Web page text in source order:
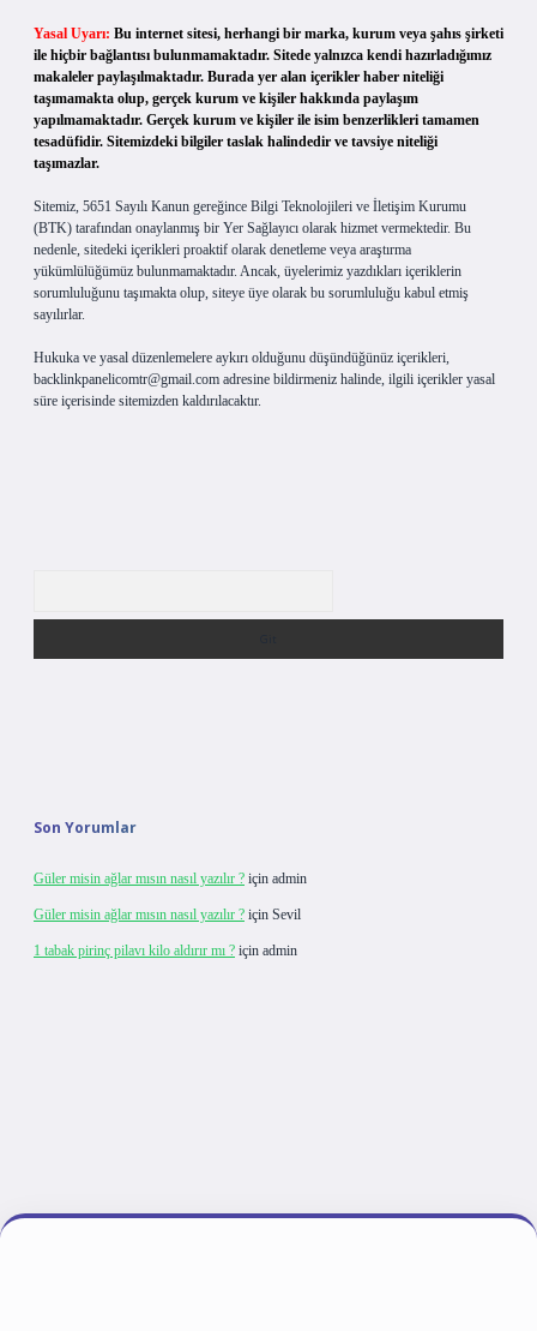
Yasal Uyarı: Bu internet sitesi, herhangi bir marka, kurum veya şahıs şirketi
ile hiçbir bağlantısı bulunmamaktadır. Sitede yalnızca kendi hazırladığımız
makaleler paylaşılmaktadır. Burada yer alan içerikler haber niteliği
taşımamakta olup, gerçek kurum ve kişiler hakkında paylaşım
yapılmamaktadır. Gerçek kurum ve kişiler ile isim benzerlikleri tamamen
tesadüfidir. Sitemizdeki bilgiler taslak halindedir ve tavsiye niteliği
taşımazlar.
Sitemiz, 5651 Sayılı Kanun gereğince Bilgi Teknolojileri ve İletişim Kurumu
(BTK) tarafından onaylanmış bir Yer Sağlayıcı olarak hizmet vermektedir. Bu
nedenle, sitedeki içerikleri proaktif olarak denetleme veya araştırma
yükümlülüğümüz bulunmamaktadır. Ancak, üyelerimiz yazdıkları içeriklerin
sorumluluğunu taşımakta olup, siteye üye olarak bu sorumluluğu kabul etmiş
sayılırlar.
Hukuka ve yasal düzenlemelere aykırı olduğunu düşündüğünüz içerikleri,
backlinkpanelicomtr@gmail.com adresine bildirmeniz halinde, ilgili içerikler yasal
süre içerisinde sitemizden kaldırılacaktır.
Son Yorumlar
Güler misin ağlar mısın nasıl yazılır ? için admin
Güler misin ağlar mısın nasıl yazılır ? için Sevil
1 tabak pirinç pilavı kilo aldırır mı ? için admin
giriş